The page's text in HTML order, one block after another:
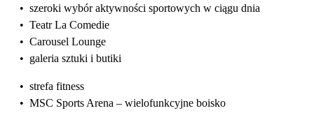
• szeroki wybór aktywności sportowych w ciągu dnia
• Teatr La Comedie
• Carousel Lounge
• galeria sztuki i butiki
• strefa fitness
• MSC Sports Arena – wielofunkcyjne boisko